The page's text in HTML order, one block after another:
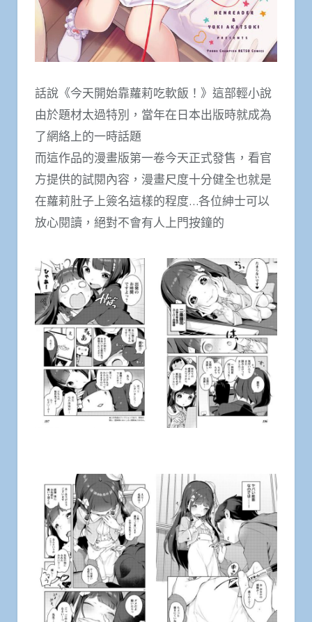
話說《今天開始靠蘿莉吃軟飯！》這部輕小說
由於題材太過特別，當年在日本出版時就成為
了網絡上的一時話題
而這作品的漫畫版第一卷今天正式發售，看官
方提供的試閱內容，漫畫尺度十分健全也就是
在蘿莉肚子上簽名這樣的程度…各位紳士可以
放心閱讀，絕對不會有人上門按鐘的